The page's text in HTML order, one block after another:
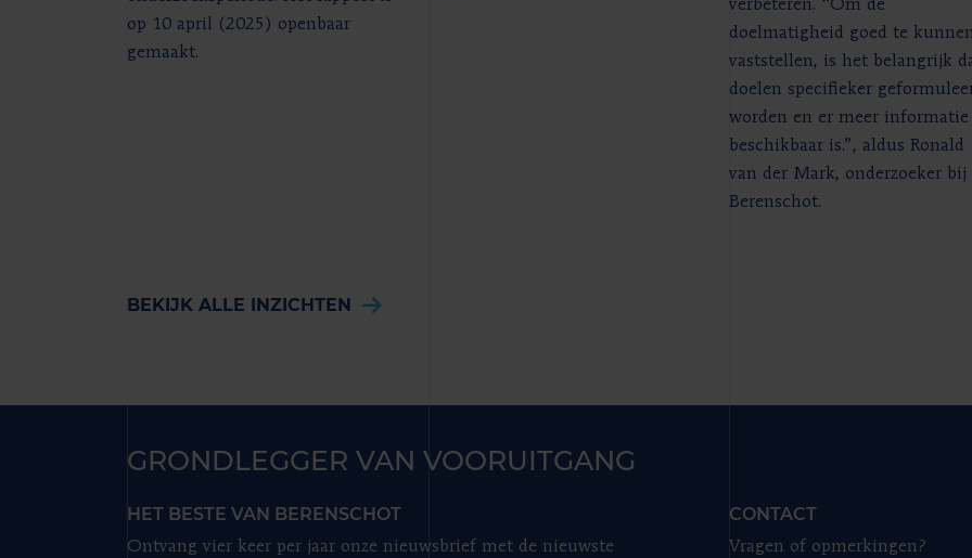
op 10 april (2025) openbaar
gemaakt.
verbeteren. “Om de
doelmatigheid goed te
vaststellen, is het belangrijk
doelen specifieker
worden en er meer informatie
beschikbaar is.”, aldus Ronald
van der Mark, onderzoeker bij
Berenschot.
BEKIJK ALLE INZICHTEN
GRONDLEGGER VAN VOORUITGANG
HET BESTE VAN BERENSCHOT
Ontvang vier keer per jaar onze nieuwsbrief met de nieuwste
CONTACT
Vragen of opmerkingen?